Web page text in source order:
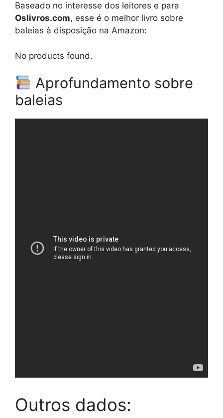
Baseado no interesse dos leitores e para
Oslivros.com, esse é o melhor livro sobre
baleias à disposição na Amazon:
No products found.
Aprofundamento sobre
baleias
Outros dados: